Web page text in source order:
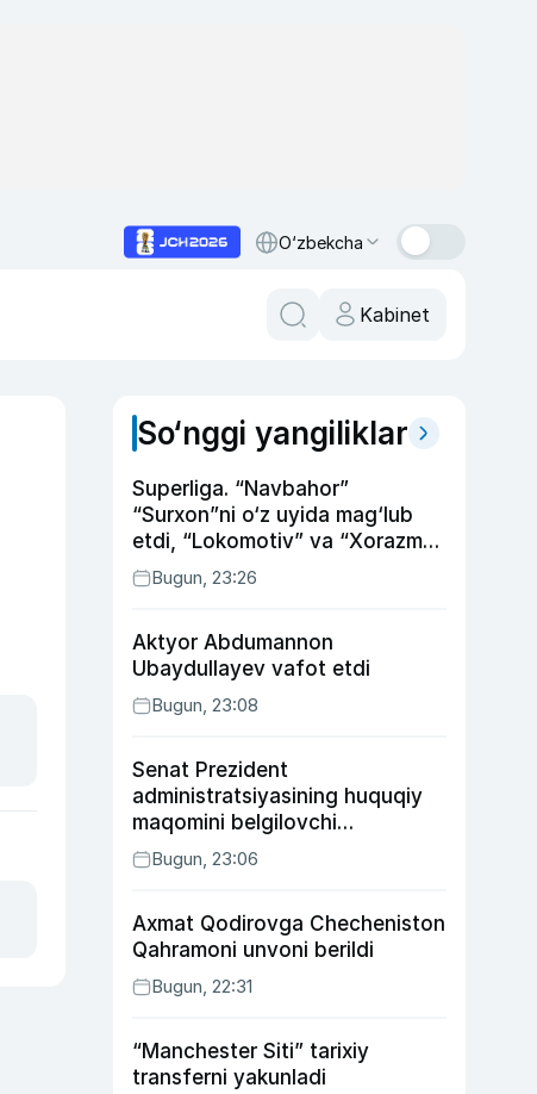
O‘zbekcha
Kabinet
So‘nggi yangiliklar
Superliga. “Navbahor”
“Surxon”ni o‘z uyida mag‘lub
etdi, “Lokomotiv” va “Xorazm”
uyda g‘alaba qozondi
Bugun, 23:26
Aktyor Abdu­mannon
Ubaydullayev vafot etdi
Bugun, 23:08
Senat Prezident
administratsiyasining huquqiy
maqomini belgilovchi
konstitutsiyaviy qonunni
ma’qulladi
Bugun, 23:06
Axmat Qodirovga Checheniston
Qahramoni unvoni berildi
Bugun, 22:31
“Manchester Siti” tarixiy
transferni yakunladi